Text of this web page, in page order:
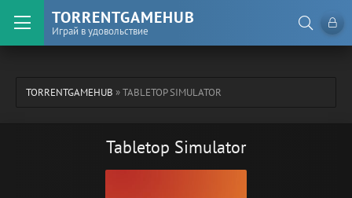
TORRENTGAMEHUB
Играй в удовольствие
TORRENTGAMEHUB » TABLETOP SIMULATOR
Tabletop Simulator